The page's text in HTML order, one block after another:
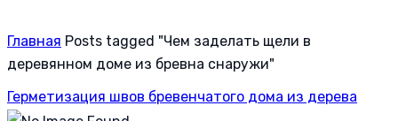
Главная Posts tagged "Чем заделать щели в
деревянном доме из бревна снаружи"
Герметизация швов бревенчатого дома из дерева